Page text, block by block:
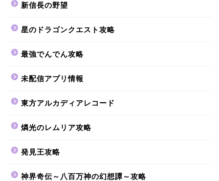
新信長の野望
星のドラゴンクエスト攻略
最強でんでん攻略
未配信アプリ情報
東方アルカディアレコード
燐光のレムリア攻略
発見王攻略
神界奇伝～八百万神の幻想譚～攻略